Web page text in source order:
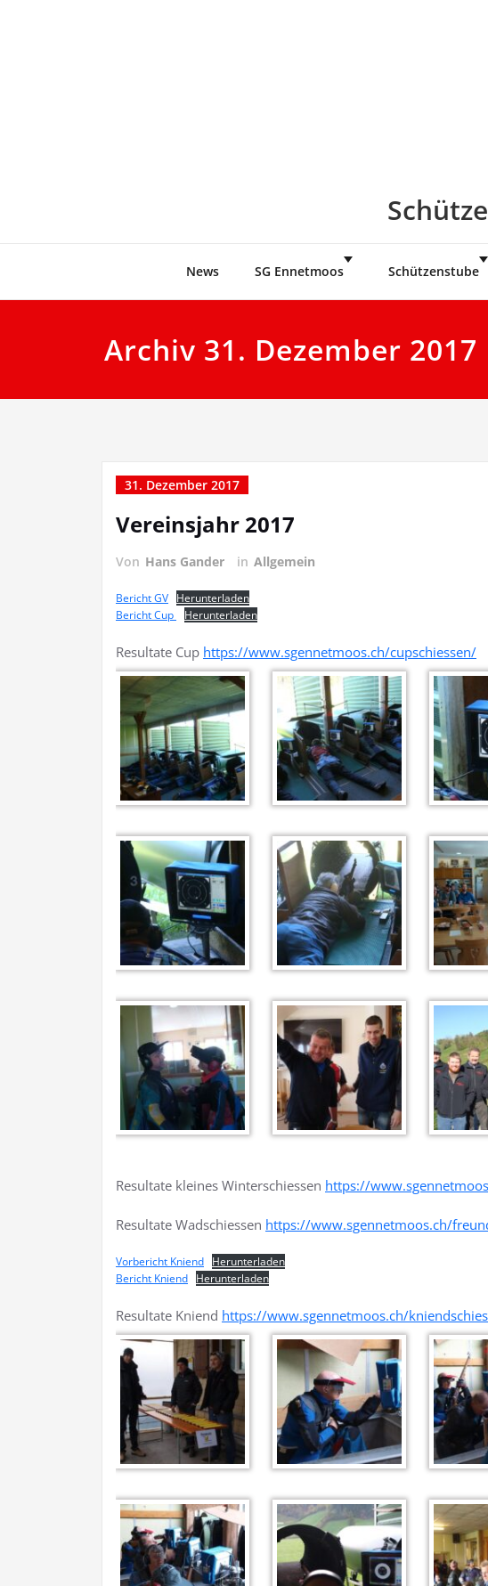
News SG Ennetmoos Schützenstube
Archiv 31. Dezember 2017
31. Dezember 2017
Vereinsjahr 2017
Von Hans Gander in Allgemein
Bericht GV Herunterladen
Bericht Cup
Herunterladen
Resultate Cup https://www.sgennetmoos.ch/cupschiessen/
Resultate kleines Winterschiessen https://
Resultate Wadschiessen https://www.sgennetmoos.ch/
Vorbericht Kniend Herunterladen
Bericht Kniend Herunterladen
Resultate Kniend https://www.sgennetmoos.ch/